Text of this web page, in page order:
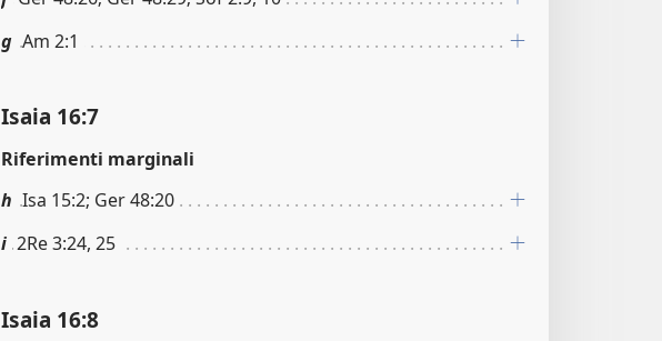
g Am 2:1
Isaia 16:7
Riferimenti marginali
h Isa 15:2; Ger 48:20
i 2Re 3:24, 25
Isaia 16:8